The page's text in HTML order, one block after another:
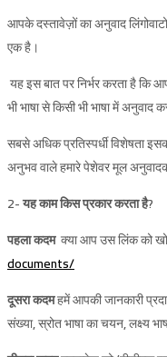
आपके दस्तावेज़ों का अनुवाद
एक है।
यह इस बात पर निर्भर करता है
भी भाषा से किसी भी भाषा में अनुवाद
सबसे अधिक प्रतिस्पर्धी विशेषता
अनुभव वाले हमारे पेशेवर मूल
2-यह काम किस प्रकार करता है?
पहला कदमक्या आप उस लिंक को
documents/
दूसरा कदमहमें आपकी जानकारी
संख्या, स्रोत भाषा का चयन, लक्ष्य